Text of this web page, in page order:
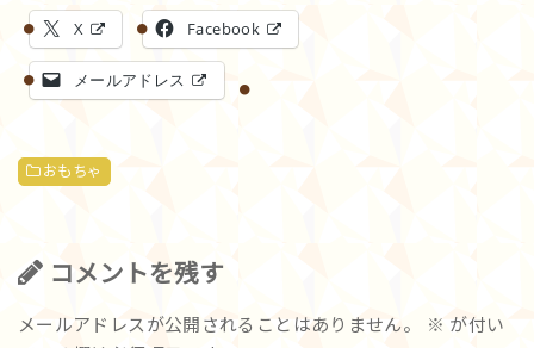
X Facebook
メールアドレス
おもちゃ
コメントを残す
メールアドレスが公開されることはありません。 ※ が付い